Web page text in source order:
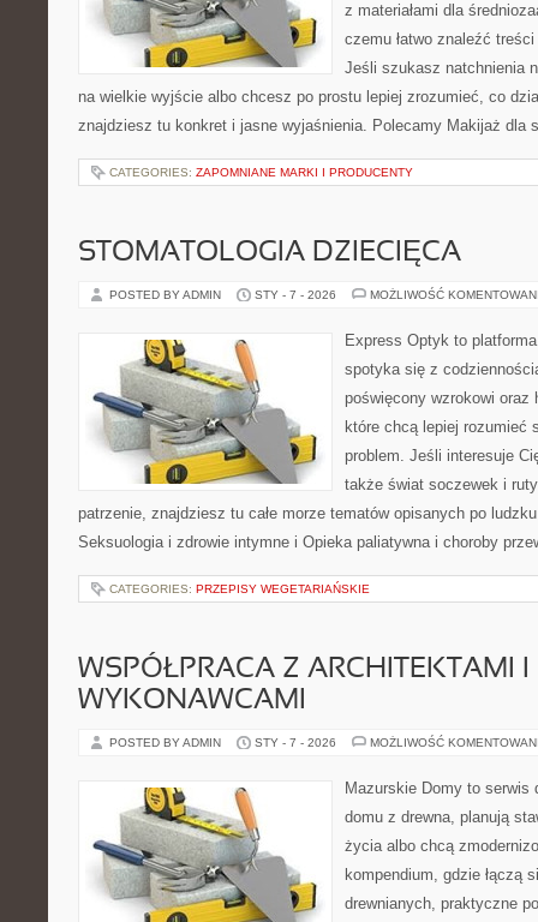
z materiałami dla
czemu łatwo znaleźć
Jeśli szukasz natchnienia
na wielkie wyjście albo chcesz po prostu lepiej zrozumieć, co
znajdziesz tu konkret i jasne wyjaśnienia. Polecamy Makijaż dla
CATEGORIES: ZAPOMNIANE MARKI I PRODUCENTY
STOMATOLOGIA DZIECIĘCA
POSTED BY ADMIN STY - 7 - 2026 MOŻLIWOŚĆ
Express Optyk to
spotyka się z
poświęcony wzrokowi oraz
które chcą lepiej rozumieć
problem. Jeśli interesuje
także świat soczewek i
patrzenie, znajdziesz tu całe morze tematów opisanych po
Seksuologia i zdrowie intymne i Opieka paliatywna i choroby
CATEGORIES: PRZEPISY WEGETARIAŃSKIE
WSPÓŁPRACA Z ARCHITEKTAMI I
WYKONAWCAMI
POSTED BY ADMIN STY - 7 - 2026 MOŻLIWOŚĆ
Mazurskie Domy to serwis
domu z drewna, planują
życia albo chcą
kompendium, gdzie łączą
drewnianych, praktyczne